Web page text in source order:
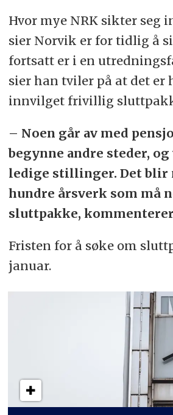
Hvor mye NRK sikter seg
sier Norvik er for tidlig å
fortsatt er i en
sier han tviler på at det er
innvilget frivillig
– Noen går av med
begynne andre steder,
ledige stillinger. Det blir
hundre årsverk som må
sluttpakke,
Fristen for å søke om
januar.